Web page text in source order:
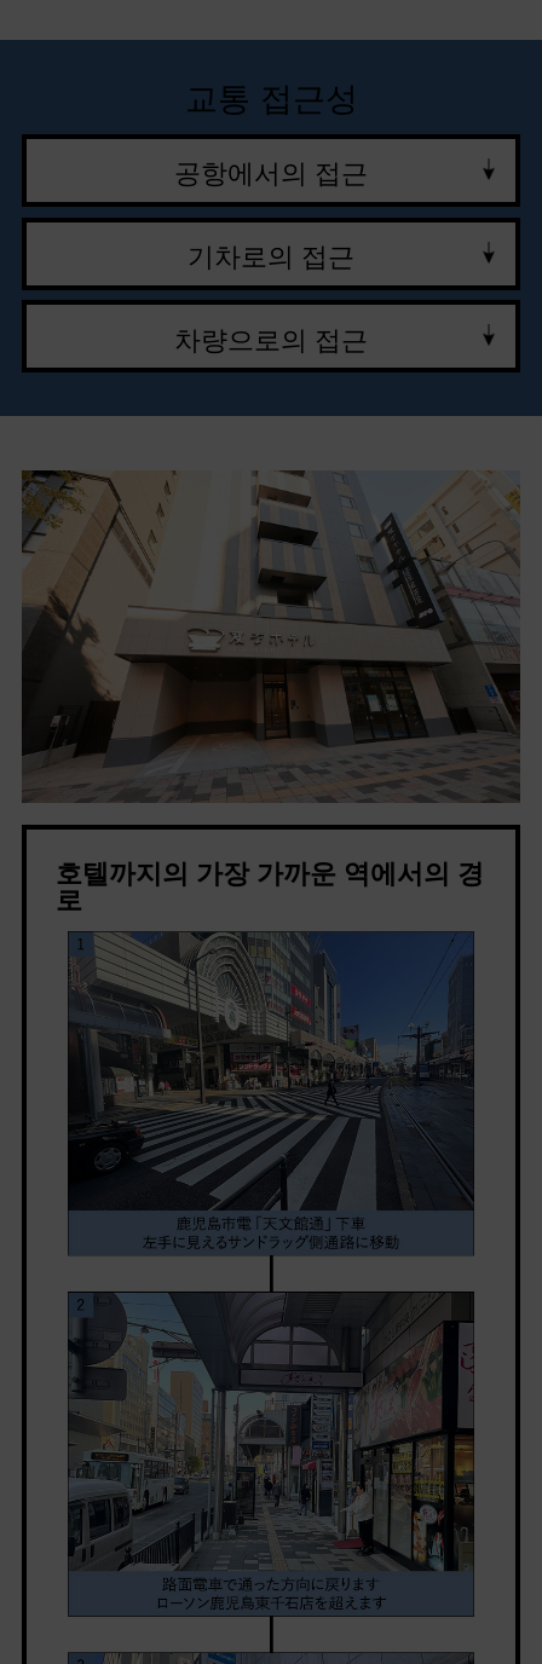
교통 접근성
공항에서의 접근
기차로의 접근
차량으로의 접근
호텔까지의 가장 가까운 역에서의 경
로